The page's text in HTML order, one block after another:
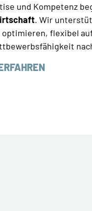
und Kompetenz
. Wir
flexibel